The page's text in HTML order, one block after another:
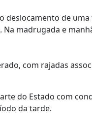
deslocamento de
madrugada e
com rajadas
do Estado com
da tarde.